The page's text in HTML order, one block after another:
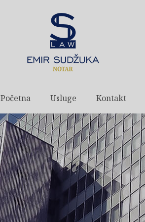
Početna Usluge Kontakt